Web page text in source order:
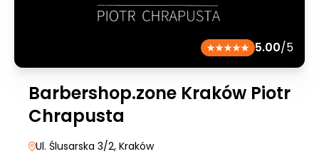
5.00/5
Barbershop.zone Kraków Piotr
Chrapusta
Ul. Ślusarska 3/2, Kraków